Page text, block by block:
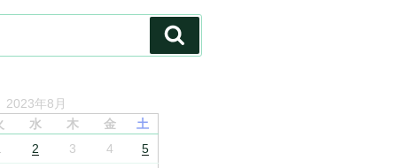
索
2023年8月
水 木 金
土
2 3 4 5